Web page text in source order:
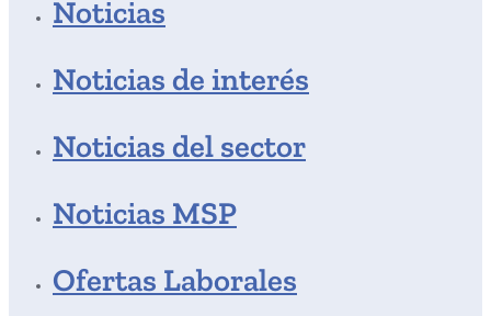
Noticias
Noticias de interés
Noticias del sector
Noticias MSP
Ofertas Laborales